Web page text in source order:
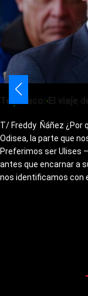
Telémaco: El viaje
T/ Freddy Ñáñez ¿Por
Odisea, la parte que
Preferimos ser Ulises
antes que encarnar a
nos identificamos con